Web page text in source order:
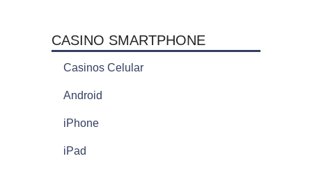
CASINO SMARTPHONE
Casinos Celular
Android
iPhone
iPad